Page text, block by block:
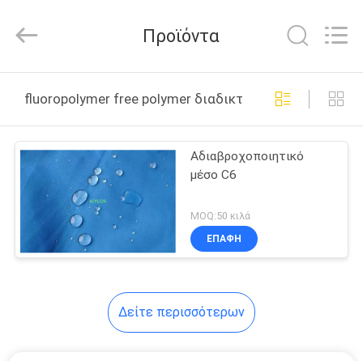
ΣΠΊΤΙ
ΠΡΟΪΌΝΤΑ
ΒΊΝΤΕΟ
ΣΧΕΤΙΚΆ
COMPANY
LIMITED.
Reserved.
Προϊόντα
fluoropolymer free polymer διαδικτυακή κατασκευή
Αδιαβροχοποιητικό
μέσο C6
MOQ:50 κιλά
ΕΠΑΦΉ
Δείτε περισσότερων